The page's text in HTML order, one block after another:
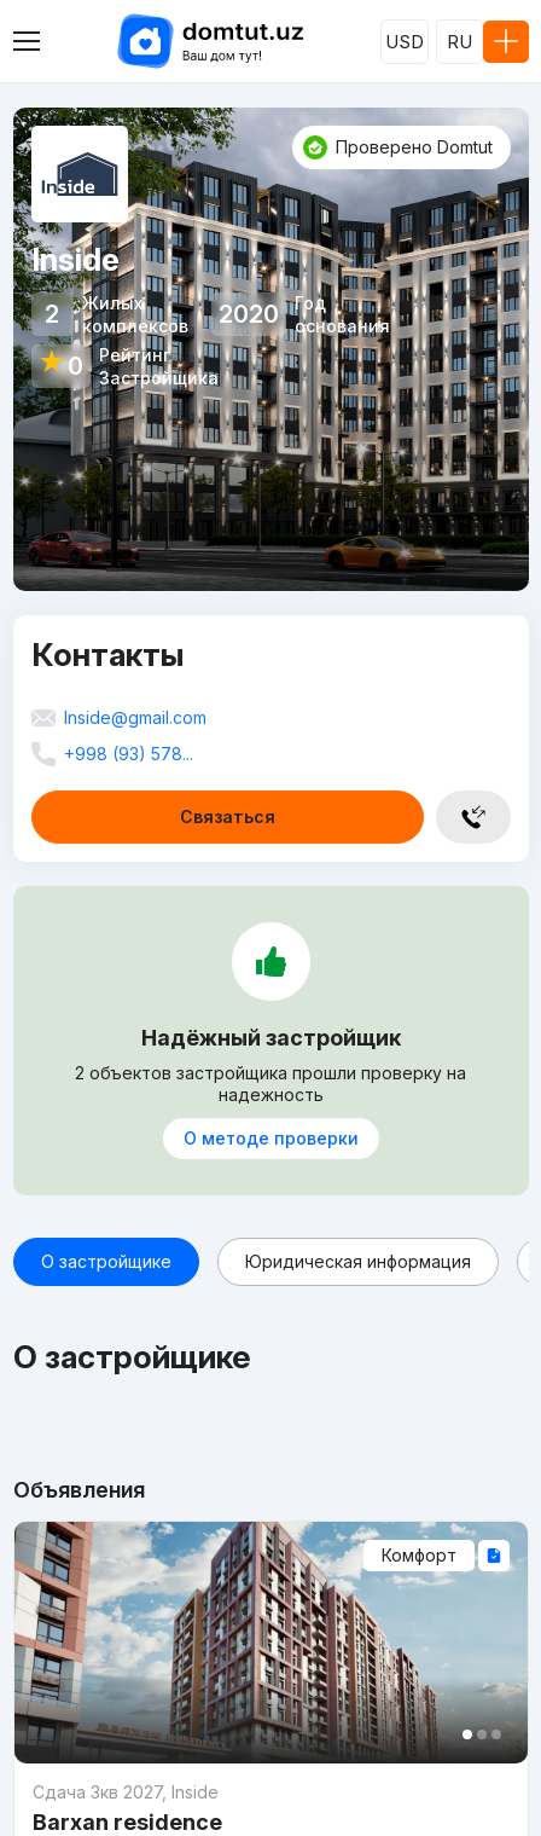
USD RU
Проверено Domtut
Inside
2
Жилых
комплексов
2020
Год
основания
★0
Рейтинг
Застройщика
Контакты
Inside@gmail.com
+998 (93) 578...
Связаться
Надёжный застройщик
2 объектов застройщика прошли проверку на
надежность
О методе проверки
О застройщике Юридическая информация
О застройщике
Объявления
Комфорт
Сдача 3кв 2027, Inside
Barxan residence